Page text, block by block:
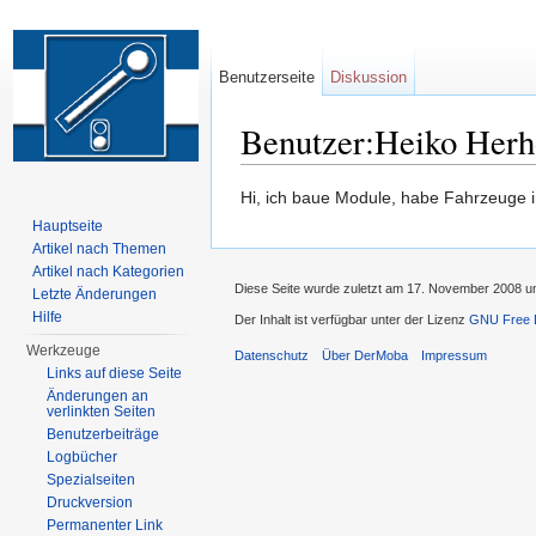
Benutzer:Heiko
Hi, ich baue Module, habe Fahrzeuge
Benutzerseite Diskussion
Hauptseite
Artikel nach Themen
Artikel nach Kategorien
Letzte Änderungen
Hilfe
Werkzeuge
Links auf diese Seite
Änderungen an
verlinkten Seiten
Benutzerbeiträge
Logbücher
Spezialseiten
Druckversion
Permanenter Link
Diese Seite wurde zuletzt am 17. November 2008
Der Inhalt ist verfügbar unter der Lizenz GNU Free
Datenschutz Über DerMoba Impressum